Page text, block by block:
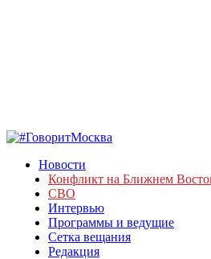
Новости
Конфликт на Ближнем
СВО
Интервью
Программы и ведущие
Сетка вещания
Редакция